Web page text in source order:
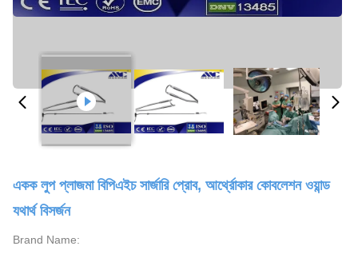
একক লুপ প্লাজমা বিপিএইচ সার্জারি প্রোব, আর্থ্রোকার কোবলেশন ওয়ান্ড
যথার্থ বিসর্জন
Brand Name: